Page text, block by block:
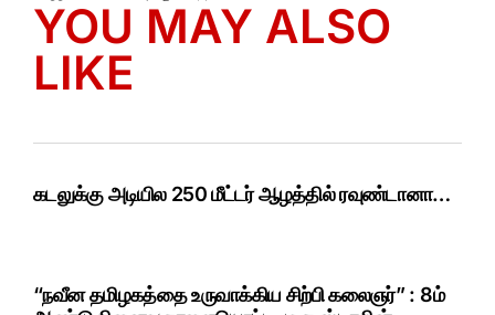
YOU MAY ALSO
LIKE
கடலுக்கு அடியில 250 மீட்டர் ஆழத்தில் ரவுண்டானா…
“நவீன தமிழகத்தை உருவாக்கிய சிற்பி கலைஞர்” : 8ம்